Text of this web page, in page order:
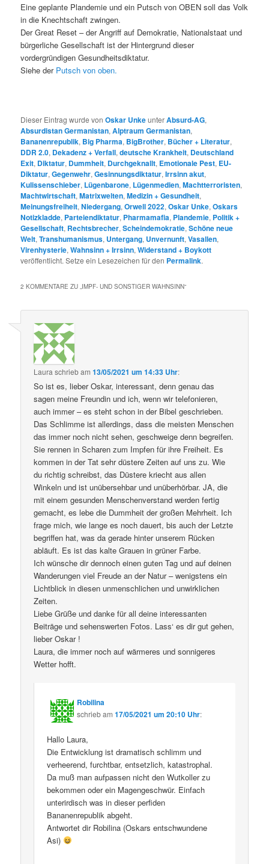
Eine geplante Plandemie und ein Putsch von OBEN soll das Volk
in die Knechtschaft zwingen.
Der Great Reset – der Angriff auf Demokratie, Nationalstaat und
bürgerliche Gesellschaft ist der Hintergrund dieser
vordergründigen Gesundheitsdiktatur.
Siehe der Putsch von oben.
Dieser Eintrag wurde vonOskar UnkeunterAbsurd-AG,
Absurdistan Germanistan,Alptraum Germanistan,
Bananenrepublik, Big Pharma, BigBrother, Bücher + Literatur,
DDR 2.0, Dekadenz + Verfall,deutsche Krankheit, Deutschland
Exit, Diktatur, Dummheit, Durchgeknallt, Emotionale Pest, EU-
Diktatur,Gegenwehr,Gesinnungsdiktatur,Irrsinn akut,
Kulissenschieber, Lügenbarone, Lügenmedien,Machtterroristen,
Machtwirtschaft,Matrixwelten,Medizin + Gesundheit,
Meinungsfreiheit,Niedergang,Orwell 2022,Oskar Unke,Oskars
Notizkladde, Parteiendiktatur, Pharmamafia, Plandemie, Politik +
Gesellschaft, Rechtsbrecher,Scheindemokratie,Schöne neue
Welt,Transhumanismus, Untergang, Unvernunft,Vasallen,
Virenhysterie,Wahnsinn + Irrsinn,Widerstand + Boykott
veröffentlicht. Setze ein Lesezeichen für den Permalink.
2 KOMMENTARE ZU „IMPF- UND SONSTIGER WAHNSINN“
Laura schriebam13/05/2021 um 14:33 Uhr:
So ist es, lieber Oskar, interessant, denn genau das
sagen meine Freundin und ich, wenn wir telefonieren,
auch immer – es steht schon in der Bibel geschrieben.
Das Schlimme ist allerdings, dass die meisten Menschen
das immer noch nicht sehen, geschweige denn begreifen.
Sie rennen in Scharen zum Impfen für ihre Freiheit. Es
kommen in der Tat sehr düstere Zeiten auf uns zu. Wie
du richtig schreibst, das Düstere kriecht aus allen
Winkeln und ist unübersehbar und unüberhörbar. JA, die
mit einem gesunden Menschenverstand werden fertig
gemacht, es lebe die Dummheit der großen Mehrheit. Ich
frage mich, wie lange es noch dauert, bis auch der Letzte
begriffen hat, was da gerade hinter unserem Rücken
abläuft. Es ist das kalte Grauen in grüner Farbe.
Ich wünsche dir dennoch einen guten Tag und auf deinen
Wanderungen viel Freude an der Natur – wenigstens ein
Lichtblick in diesen unmenschlichen und unwirklichen
Zeiten.
Liebe Grüße und danke für all deine interessanten
Beiträge und sehenswerten Fotos. Lass‘ es dir gut gehen,
lieber Oskar !
Laura, die immer noch auf wärmeres und sonnigeres
Wetter hofft.
Robilina
schriebam17/05/2021 um 20:10 Uhr:
Hallo Laura,
Die Entwicklung ist dramatisch schlimm und
verheerend, furchtbar, entsetzlich, katastrophal.
Da muß man aufpassen nicht den Wutkoller zu
bekommen oder ein Magengeschwür. Einfach
unterirdisch was in dieser perfiden
Bananenrepublik abgeht.
Antwortet dir Robilina (Oskars entschwundene
Asi)